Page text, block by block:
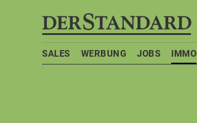
SALES WERBUNG JOBS IMMO